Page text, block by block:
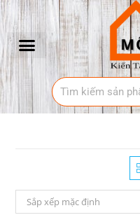
Sắp xếp mặc định